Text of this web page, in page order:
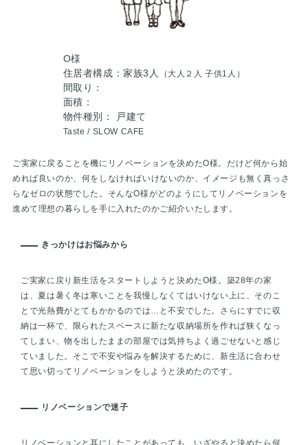
O様
住居者構成：家族3人
（大人２人 子供1人）
間取り：
面積：
物件種別： 戸建て
Taste / SLOW CAFE
ご実家に戻ることを機にリノベーションを決めたO様。だけど何から始
めれば良いのか、何をしなければいけないのか、イメージも無く真っさ
らなゼロの状態でした。そんなO様がどのようにしてリノベーションを
進めて理想の暮らしを手に入れたのかご紹介いたします。
きっかけはお悩みから
ご実家に戻り新生活をスタートしようと決めたO様。築28年の家
は、夏は暑く冬は寒いことを我慢しなくてはいけない上に、そのこ
とで光熱費がとてもかかるのでは…と不安でした。さらにすでに収
納は一杯で、限られたスペースに新たな収納場所を作れば狭くなっ
てしまい、物を出したままの部屋では気持ちよく過ごせないと感じ
ていました。そこで不安や悩みを解決するために、新生活に合わせ
て思い切ってリノベーションをしようと決めたのです。
リノベーションで迷子
リノベーションと耳にしたことがあっても、いざやると決めたら何